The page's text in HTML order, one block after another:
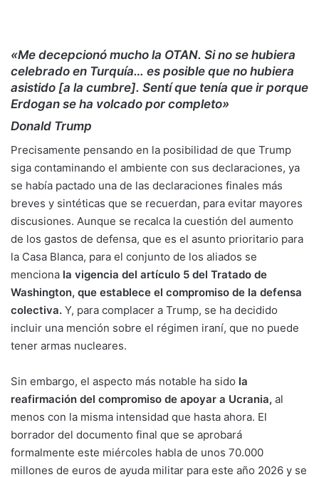
«Me decepcionó mucho la OTAN. Si no se hubiera
celebrado en Turquía… es posible que no hubiera
asistido [a la cumbre]. Sentí que tenía que ir porque
Erdogan se ha volcado por completo»
Donald Trump
Precisamente pensando en la posibilidad de que Trump
siga contaminando el ambiente con sus declaraciones, ya
se había pactado una de las declaraciones finales más
breves y sintéticas que se recuerdan, para evitar mayores
discusiones. Aunque se recalca la cuestión del aumento
de los gastos de defensa, que es el asunto prioritario para
la Casa Blanca, para el conjunto de los aliados se
menciona la vigencia del artículo 5 del Tratado de
Washington, que establece el compromiso de la defensa
colectiva. Y, para complacer a Trump, se ha decidido
incluir una mención sobre el régimen iraní, que no puede
tener armas nucleares.
Sin embargo, el aspecto más notable ha sido la
reafirmación del compromiso de apoyar a Ucrania, al
menos con la misma intensidad que hasta ahora. El
borrador del documento final que se aprobará
formalmente este miércoles habla de unos 70.000
millones de euros de ayuda militar para este año 2026 y se